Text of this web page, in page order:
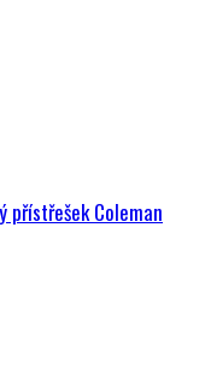
přístřešek Coleman